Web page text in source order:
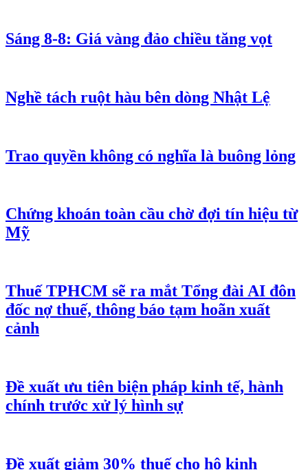
Sáng 8-8: Giá vàng đảo chiều tăng vọt
Nghề tách ruột hàu bên dòng Nhật Lệ
Trao quyền không có nghĩa là buông lỏng
Chứng khoán toàn cầu chờ đợi tín hiệu từ
Mỹ
Thuế TPHCM sẽ ra mắt Tổng đài AI đôn
đốc nợ thuế, thông báo tạm hoãn xuất
cảnh
Đề xuất ưu tiên biện pháp kinh tế, hành
chính trước xử lý hình sự
Đề xuất giảm 30% thuế cho hộ kinh